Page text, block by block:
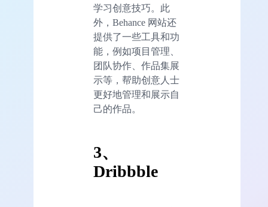
学习创意技巧。此
外，Behance 网站还
提供了一些工具和功
能，例如项目管理、
团队协作、作品集展
示等，帮助创意人士
更好地管理和展示自
己的作品。
3、
Dribbble